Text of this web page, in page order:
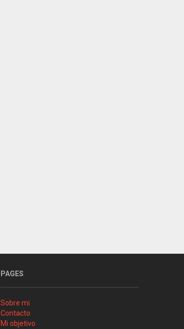
PAGES
Sobre mi
Contacto
Mi objetivo